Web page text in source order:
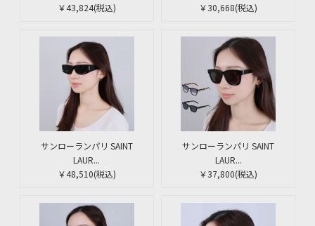
￥43,824(税込)
￥30,668(税込)
サンローランパリ SAINT
LAUR...
￥48,510(税込)
サンローランパリ SAINT
LAUR...
￥37,800(税込)